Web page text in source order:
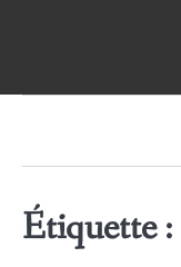
Étiquette :